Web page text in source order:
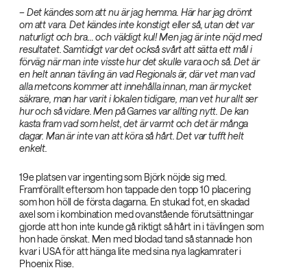
– Det kändes som att nu är jag hemma. Här har jag drömt
om att vara. Det kändes inte konstigt eller så, utan det var
naturligt och bra… och väldigt kul! Men jag är inte nöjd med
resultatet. Samtidigt var det också svårt att sätta ett mål i
förväg när man inte visste hur det skulle vara och så. Det är
en helt annan tävling än vad Regionals är, där vet man vad
alla metcons kommer att innehålla innan, man är mycket
säkrare, man har varit i lokalen tidigare, man vet hur allt ser
hur och så vidare. Men på Games var allting nytt. De kan
kasta fram vad som helst, det är varmt och det är många
dagar. Man är inte van att köra så hårt. Det var tufft helt
enkelt.‌
19e platsen var ingenting som Björk nöjde sig med.
Framförallt eftersom hon tappade den topp 10 placering
som hon höll de första dagarna. En stukad fot, en skadad
axel som i kombination med ovanstående förutsättningar
gjorde att hon inte kunde gå riktigt så hårt in i tävlingen som
hon hade önskat. Men med blodad tand så stannade hon
kvar i USA för att hänga lite med sina nya lagkamrater i
Phoenix Rise.